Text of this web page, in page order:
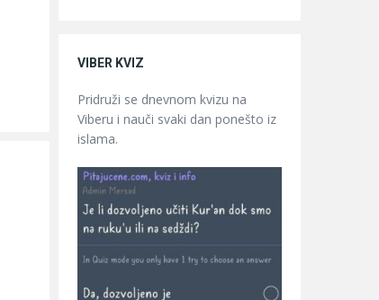
VIBER KVIZ
Pridruži se dnevnom kvizu na
Viberu i nauči svaki dan ponešto iz
islama.